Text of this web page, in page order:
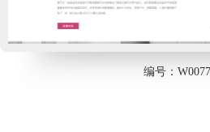
编号：W0077